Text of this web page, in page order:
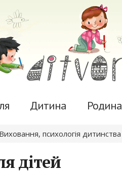
Дитина Родина
Виховання, психологія дитинства
дітей